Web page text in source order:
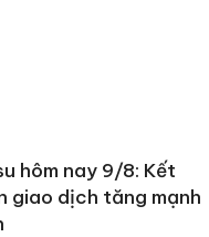
hôm nay 9/8: Kết
giao dịch tăng mạnh